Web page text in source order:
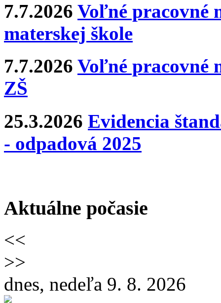
7.7.2026 Voľné pracovné
materskej škole
7.7.2026 Voľné pracovné
ZŠ
25.3.2026 Evidencia
- odpadová 2025
Aktuálne počasie
<<
>>
dnes, nedeľa 9. 8. 2026